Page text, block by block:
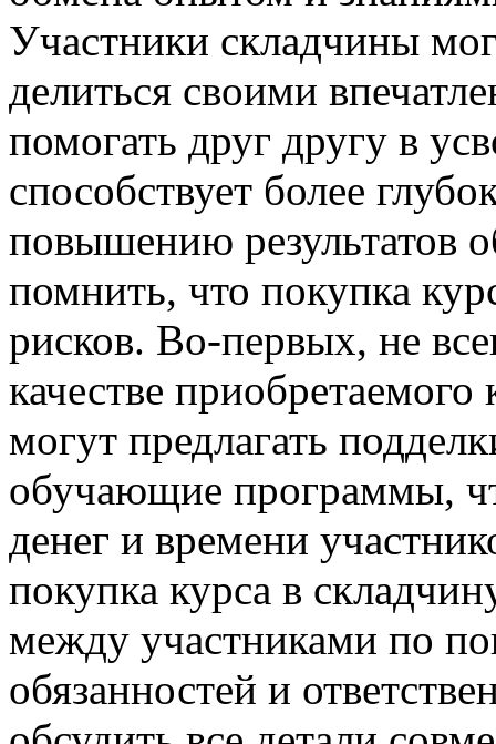
Участники складчины
делиться своими
помогать друг другу в
способствует более
повышению результатов
помнить, что покупка
рисков. Во-первых, не
качестве
могут предлагать
обучающие программы,
денег и времени
покупка курса в
между участниками по
обязанностей и